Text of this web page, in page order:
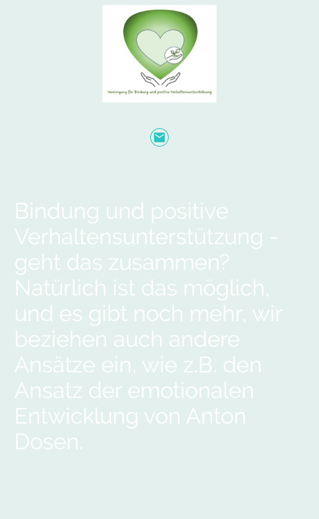
Bindung und positive
Verhaltensunterstützung -
geht das zusammen?
Natürlich ist das möglich,
und es gibt noch mehr, wir
beziehen auch andere
Ansätze ein, wie z.B. den
Ansatz der emotionalen
Entwicklung von Anton
Dosen.